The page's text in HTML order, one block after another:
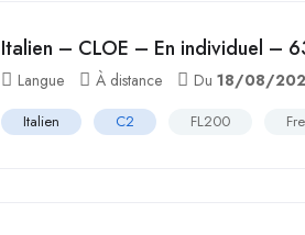
Italien – CLOE – En individuel –
Langue À distance Du18/08/
Italien C2 FL200